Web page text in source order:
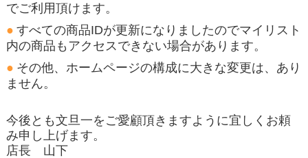
でご利用頂けます。
すべての商品IDが更新になりましたのでマイリスト
内の商品もアクセスできない場合があります。
その他、ホームページの構成に大きな変更は、あり
ません。
今後とも文旦一をご愛顧頂きますように宜しくお頼
み申し上げます。
店長 山下